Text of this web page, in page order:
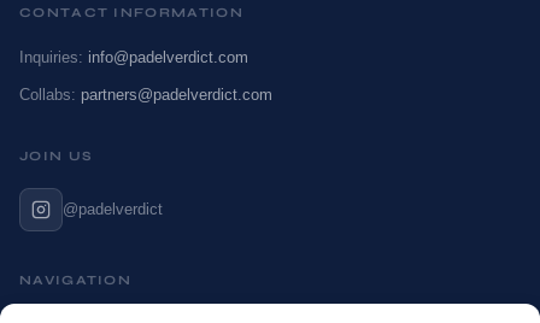
CONTACT INFORMATION
Inquiries: info@padelverdict.com
Collabs: partners@padelverdict.com
JOIN US
@padelverdict
NAVIGATION